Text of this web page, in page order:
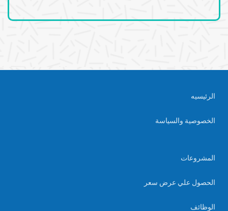
الرئيسيه
الخصوصية والسياسة
المشروعات
الحصول علي عرض سعر
الوظائف